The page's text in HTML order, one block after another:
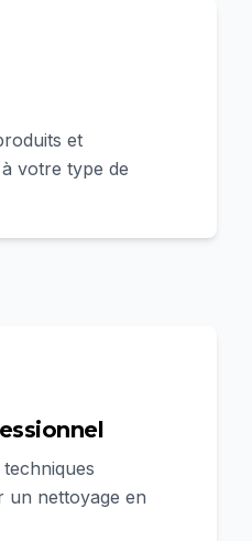
et
votre type de
un nettoyage en